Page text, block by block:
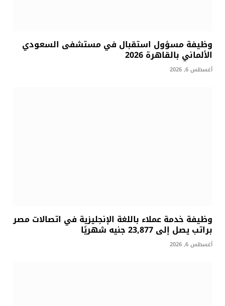
وظيفة مسؤول استقبال في مستشفى السعودي
الألماني بالقاهرة 2026
أغسطس 6, 2026
وظيفة خدمة عملاء باللغة الإنجليزية في اتصالات مصر
براتب يصل إلى 23,877 جنيه شهريًا
أغسطس 6, 2026